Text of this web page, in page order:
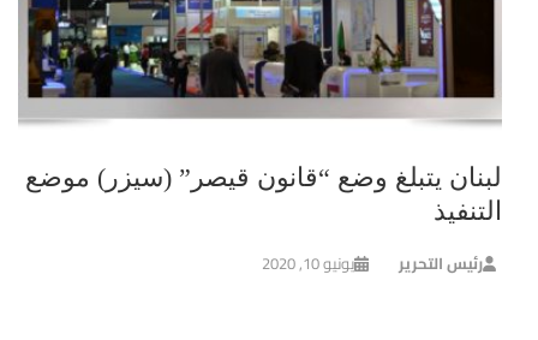
لبنان يتبلغ وضع “قانون قيصر” (سيزر) موضع
التنفيذ
رئيس التحرير يونيو 10, 2020